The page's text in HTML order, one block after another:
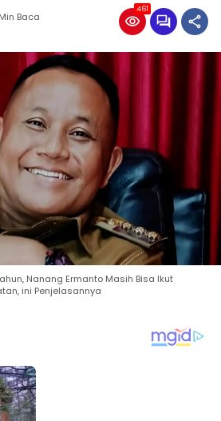
Baca
461
Nanang Ermanto Masih Bisa Ikut
ini Penjelasannya